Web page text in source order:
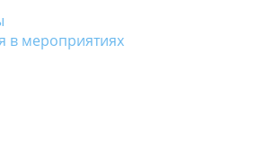
в мероприятиях